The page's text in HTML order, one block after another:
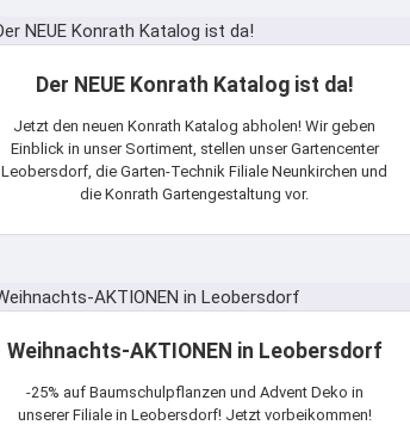
Der NEUE Konrath Katalog ist da!
Jetzt den neuen Konrath Katalog abholen! Wir geben
Einblick in unser Sortiment, stellen unser Gartencenter
Leobersdorf, die Garten-Technik Filiale Neunkirchen und
die Konrath Gartengestaltung vor.
Weihnachts-AKTIONEN in Leobersdorf
-25% auf Baumschulpflanzen und Advent Deko in
unserer Filiale in Leobersdorf! Jetzt vorbeikommen!